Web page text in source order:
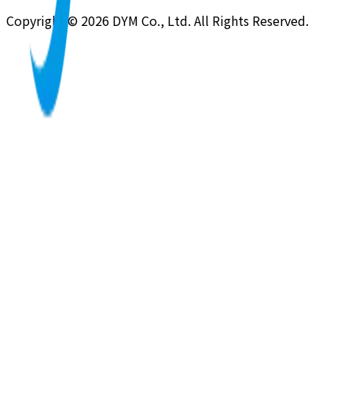
Copyright © 2026 DYM Co., Ltd. All Rights Reserved.